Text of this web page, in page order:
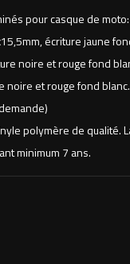
pour casque de moto:
écriture jaune
noire et rouge fond
noire et rouge fond blanc.
polymère de
minimum 7 ans.